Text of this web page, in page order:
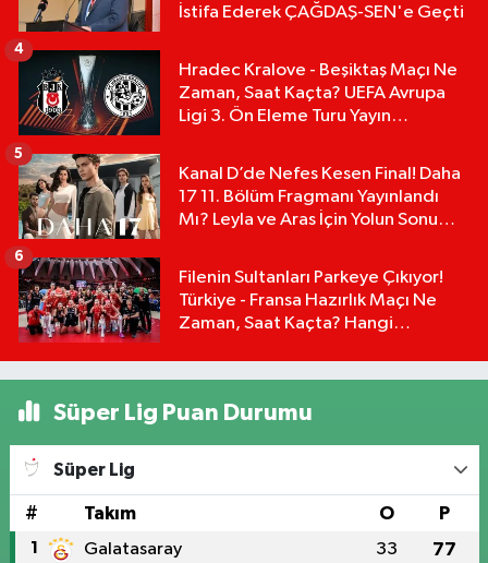
İstifa Ederek ÇAĞDAŞ-SEN'e Geçti
Hradec Kralove - Beşiktaş Maçı Ne
Zaman, Saat Kaçta? UEFA Avrupa
Ligi 3. Ön Eleme Turu Yayın
4
Kanal D’de Nefes Kesen Final! Daha
17 11. Bölüm Fragmanı Yayınlandı
Mı? Leyla ve Aras İçin Yolun Sonu
5
Filenin Sultanları Parkeye Çıkıyor!
Türkiye - Fransa Hazırlık Maçı Ne
Zaman, Saat Kaçta? Hangi
6
Süper Lig Puan Durumu
Süper Lig
# Takım O P
1 Galatasaray 33 77